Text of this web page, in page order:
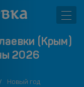
(Крым)
2026
Новый год